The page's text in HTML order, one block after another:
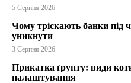
5 Серпня 2026
Чому тріскають банки під
уникнути
3 Серпня 2026
Прикатка ґрунту: види
налаштування